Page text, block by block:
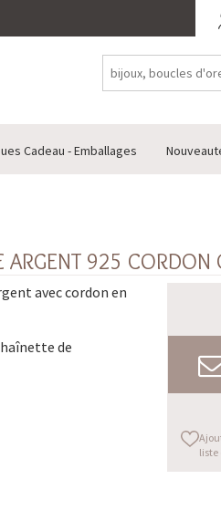
Cadeau - Emballages
ARGENT 925
avec cordon en
de
liste